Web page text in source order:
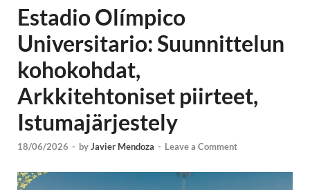
Estadio Olímpico
Universitario: Suunnittelun
kohokohdat,
Arkkitehtoniset piirteet,
Istumajärjestely
18/06/2026 - byJavier Mendoza - Leave a Comment